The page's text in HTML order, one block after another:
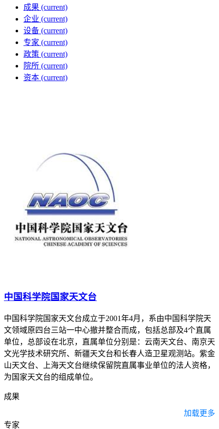
成果 (current)
企业 (current)
设备 (current)
专家 (current)
政策 (current)
院所 (current)
资本 (current)
中国科学院国家天文台
中国科学院国家天文台成立于2001年4月，系由中国科学院天
文领域原四台三站一中心撤并整合而成，包括总部及4个直属
单位，总部设在北京，直属单位分别是：云南天文台、南京天
文光学技术研究所、新疆天文台和长春人造卫星观测站。紫金
山天文台、上海天文台继续保留院直属事业单位的法人资格，
为国家天文台的组成单位。
成果
加载更多
专家